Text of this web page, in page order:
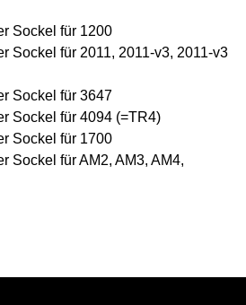
Sockel für 1200
Sockel für 2011, 2011-v3, 2011-v3
Sockel für 3647
Sockel für 4094 (=TR4)
Sockel für 1700
Sockel für AM2, AM3, AM4,